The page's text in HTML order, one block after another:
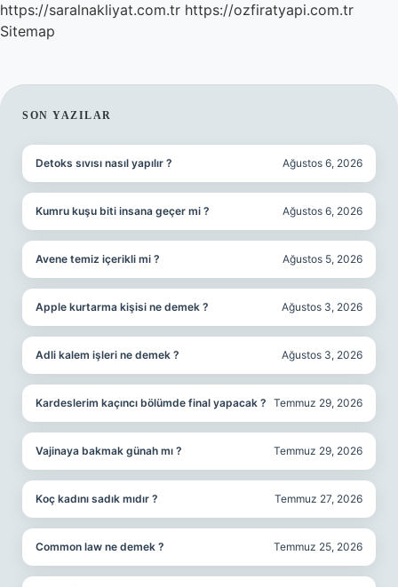
https://saralnakliyat.com.tr https://ozfiratyapi.com.tr
Sitemap
SIDEBAR
SON YAZILAR
Detoks sıvısı nasıl yapılır ? Ağustos 6, 2026
Kumru kuşu biti insana geçer mi ? Ağustos 6, 2026
Avene temiz içerikli mi ? Ağustos 5, 2026
Apple kurtarma kişisi ne demek ? Ağustos 3, 2026
Adli kalem işleri ne demek ? Ağustos 3, 2026
Kardeslerim kaçıncı bölümde final yapacak ? Temmuz 29, 2026
Vajinaya bakmak günah mı ? Temmuz 29, 2026
Koç kadını sadık mıdır ? Temmuz 27, 2026
Common law ne demek ? Temmuz 25, 2026